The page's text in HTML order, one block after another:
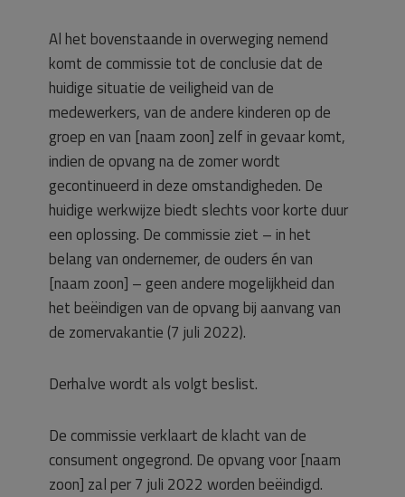
Al het bovenstaande in overweging nemend
komt de commissie tot de conclusie dat de
huidige situatie de veiligheid van de
medewerkers, van de andere kinderen op de
groep en van [naam zoon] zelf in gevaar komt,
indien de opvang na de zomer wordt
gecontinueerd in deze omstandigheden. De
huidige werkwijze biedt slechts voor korte duur
een oplossing. De commissie ziet – in het
belang van ondernemer, de ouders én van
[naam zoon] – geen andere mogelijkheid dan
het beëindigen van de opvang bij aanvang van
de zomervakantie (7 juli 2022).
Derhalve wordt als volgt beslist.
De commissie verklaart de klacht van de
consument ongegrond. De opvang voor [naam
zoon] zal per 7 juli 2022 worden beëindigd.